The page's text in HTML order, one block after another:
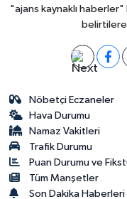
"ajans kaynaklı haberler"
Nöbetçi Eczaneler
Hava Durumu
Namaz Vakitleri
Trafik Durumu
Puan Durumu ve
Tüm Manşetler
Son Dakika Haberleri